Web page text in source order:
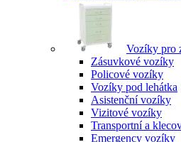
Vozíky pro
Zásuvkové vozíky
Policové vozíky
Vozíky pod lehátka
Asistenční vozíky
Vizitové vozíky
Transportní a
Emergency vozíky